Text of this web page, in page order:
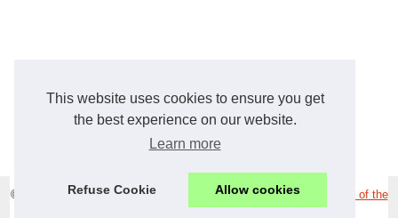
This website uses cookies to ensure you get
the best experience on our website.
Learn more
Refuse Cookie Allow cookies
© 2026 Loisirs-36.com|Voir les publications| Cookies Policy
Top of the